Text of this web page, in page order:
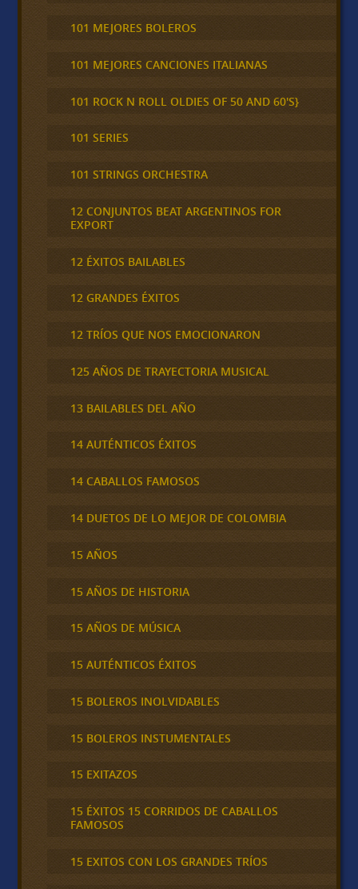
101 MEJORES BOLEROS
101 MEJORES CANCIONES ITALIANAS
101 ROCK N ROLL OLDIES OF 50 AND 60'S}
101 SERIES
101 STRINGS ORCHESTRA
12 CONJUNTOS BEAT ARGENTINOS FOR
EXPORT
12 ÉXITOS BAILABLES
12 GRANDES ÉXITOS
12 TRÍOS QUE NOS EMOCIONARON
125 AÑOS DE TRAYECTORIA MUSICAL
13 BAILABLES DEL AÑO
14 AUTÉNTICOS ÉXITOS
14 CABALLOS FAMOSOS
14 DUETOS DE LO MEJOR DE COLOMBIA
15 AÑOS
15 AÑOS DE HISTORIA
15 AÑOS DE MÚSICA
15 AUTÉNTICOS ÉXITOS
15 BOLEROS INOLVIDABLES
15 BOLEROS INSTUMENTALES
15 EXITAZOS
15 ÉXITOS 15 CORRIDOS DE CABALLOS
FAMOSOS
15 EXITOS CON LOS GRANDES TRÍOS